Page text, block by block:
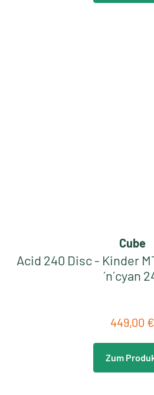
Cube
Acid 240 Disc - Kinder
´n´cyan
449,00 €
Zum